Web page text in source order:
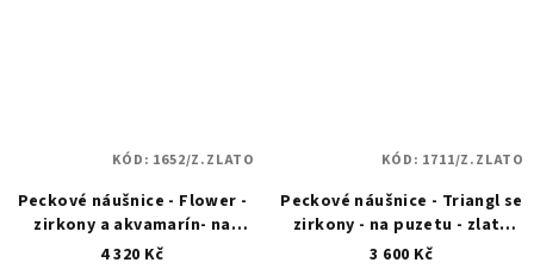
Peckové náušnice - Flower -
zirkony a akvamarín- na
puzetu - zlaté 1652
4 320 Kč
KÓD: 1652/Z.ZLATO
Peckové náušnice - Triangl se
zirkony - na puzetu - zlaté
1711
3 600 Kč
KÓD: 1711/Z.ZLATO